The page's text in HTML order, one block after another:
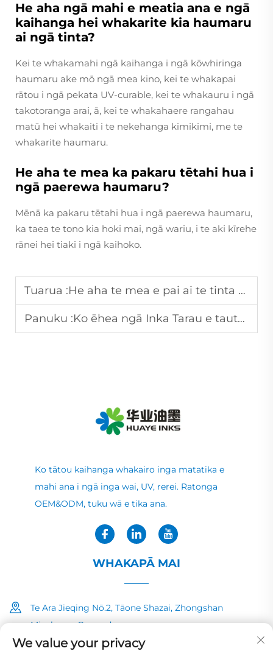
He aha ngā mahi e meatia ana e ngā
kaihanga hei whakarite kia haumaru
ai ngā tinta?
Kei te whakamahi ngā kaihanga i ngā kōwhiringa
haumaru ake mō ngā mea kino, kei te whakapai
rātou i ngā pekata UV-curable, kei te whakauru i ngā
takotoranga arai, ā, kei te whakahaere rangahau
matū hei whakaiti i te nekehanga kimikimi, me te
whakarite haumaru.
He aha te mea ka pakaru tētahi hua i
ngā paerewa haumaru?
Mēnā ka pakaru tētahi hua i ngā paerewa haumaru,
ka taea te tono kia hoki mai, ngā wariu, i te aki kīrehe
rānei hei tiaki i ngā kaihoko.
Tuarua :He aha te mea e pai ai te tinta Flexo mō te tuhinga ki ngā ipu pepa me ngā paruhi pepa?
Panuku :Ko ēhea ngā Inka Tarau e tautoko ana i ngā hanganga Ritenga mō ngā Taumata Tūmatanui?
Ko tātou kaihanga whakairo inga matatika e
mahi ana i ngā inga wai, UV, rerei. Ratonga
OEM&ODM, tuku wā e tika ana.
WHAKAPĀ MAI
Te Ara Jieqing Nō.2, Tāone Shazai, Zhongshan
Minzhong, Guangdong
We value your privacy